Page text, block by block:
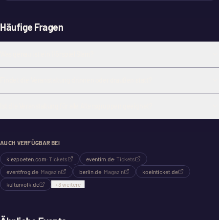
Häufige Fragen
AUCH VERFÜGBAR BEI
kiezpoeten.com· Tickets eventim.de· Tickets
eventfrog.de· Magazin berlin.de· Magazin
koelnticket.de
kulturvolk.de
+3weitere